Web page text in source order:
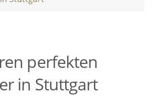
perfekten
in Stuttgart